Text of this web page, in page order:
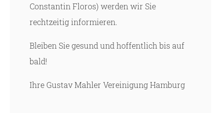
Constantin Floros) werden wir Sie
rechtzeitig informieren.
Bleiben Sie gesund und hoffentlich bis auf
bald!
Ihre Gustav Mahler Vereinigung Hamburg